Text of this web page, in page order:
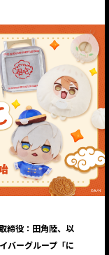
締役：田角陸、以
バーグループ「に